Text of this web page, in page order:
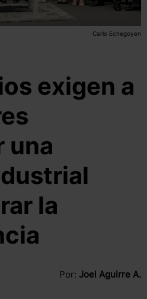
Carlo Echegoyen
exigen a
una
la
Por: Joel Aguirre A.